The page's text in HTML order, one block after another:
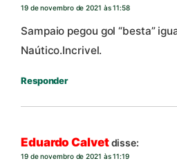
19 de novembro de 2021 às 11:58
Sampaio pegou gol “besta”
Naútico.Incrivel.
Responder
Eduardo Calvetdisse:
19 de novembro de 2021 às 11:19